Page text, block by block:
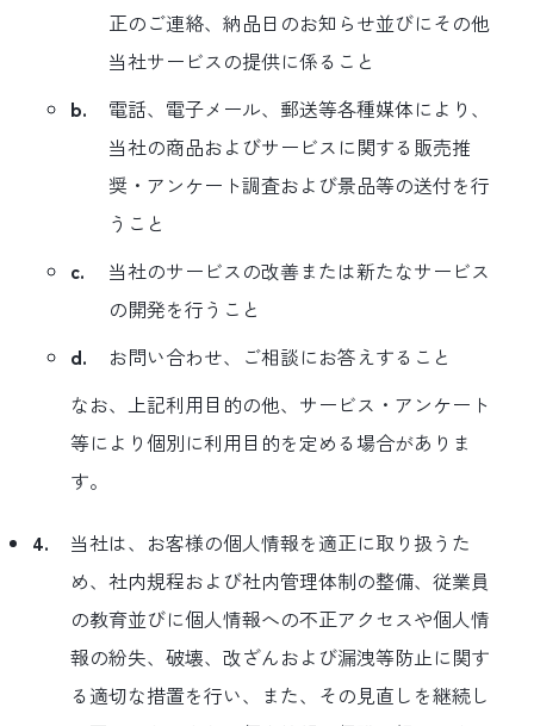
正のご連絡、納品日のお知らせ並びにその他
当社サービスの提供に係ること
b.
電話、電子メール、郵送等各種媒体により、
当社の商品およびサービスに関する販売推
奨・アンケート調査および景品等の送付を行
うこと
c.
当社のサービスの改善または新たなサービス
の開発を行うこと
d.
お問い合わせ、ご相談にお答えすること
なお、上記利用目的の他、サービス・アンケート
等により個別に利用目的を定める場合がありま
す。
4.
当社は、お客様の個人情報を適正に取り扱うた
め、社内規程および社内管理体制の整備、従業員
の教育並びに個人情報への不正アクセスや個人情
報の紛失、破壊、改ざんおよび漏洩等防止に関す
る適切な措置を行い、また、その見直しを継続し